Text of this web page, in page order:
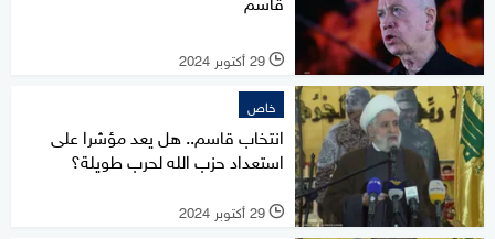
l 29 أكتوبر 2024
خاص
انتخاب قاسم.. هل يعد مؤشرا على
استعداد حزب الله لحرب طويلة؟
l 29 أكتوبر 2024